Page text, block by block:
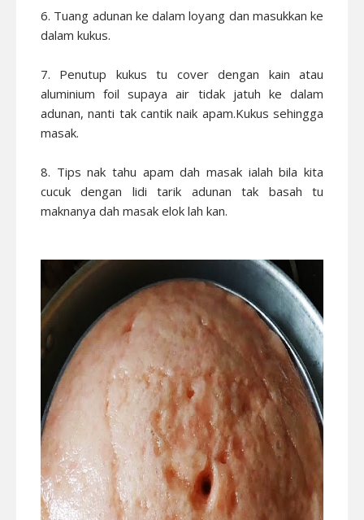
6. Tuang adunan ke dalam loyang dan masukkan ke
dalam kukus.
7. Penutup kukus tu cover dengan kain atau
aluminium foil supaya air tidak jatuh ke dalam
adunan, nanti tak cantik naik apam.Kukus sehingga
masak.
8. Tips nak tahu apam dah masak ialah bila kita
cucuk dengan lidi tarik adunan tak basah tu
maknanya dah masak elok lah kan.